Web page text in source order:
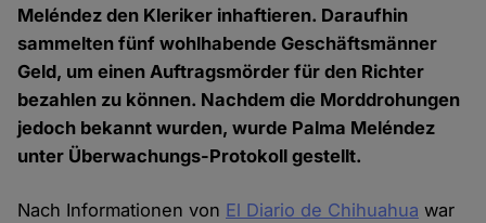
Meléndez den Kleriker inhaftieren. Daraufhin
sammelten fünf wohlhabende Geschäftsmänner
Geld, um einen Auftragsmörder für den Richter
bezahlen zu können. Nachdem die Morddrohungen
jedoch bekannt wurden, wurde Palma Meléndez
unter Überwachungs-Protokoll gestellt.
Nach Informationen von El Diario de Chihuahua war